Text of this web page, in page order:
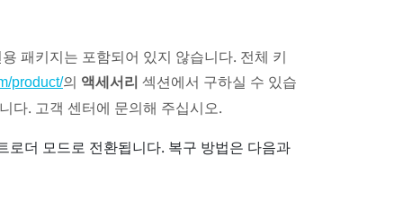
패키지는 포함되어 있지 않습니다. 전체 키
product/의 액세서리 섹션에서 구하실 수 있습
다. 고객 센터에 문의해 주십시오.
더 모드로 전환됩니다. 복구 방법은 다음과